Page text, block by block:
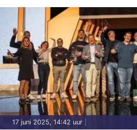
17 juni 2025, 14:42 uur